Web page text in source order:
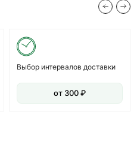
Выбор интервалов доставки
от 300 ₽